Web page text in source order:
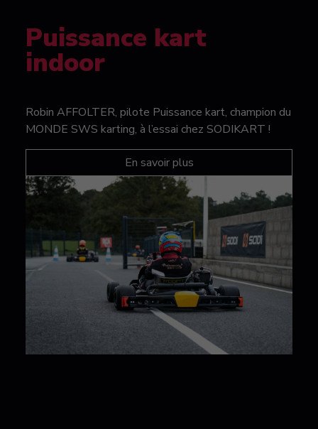
Puissance kart
indoor
Robin AFFOLTER, pilote Puissance kart, champion du
MONDE SWS karting, à l’essai chez SODIKART !
En savoir plus